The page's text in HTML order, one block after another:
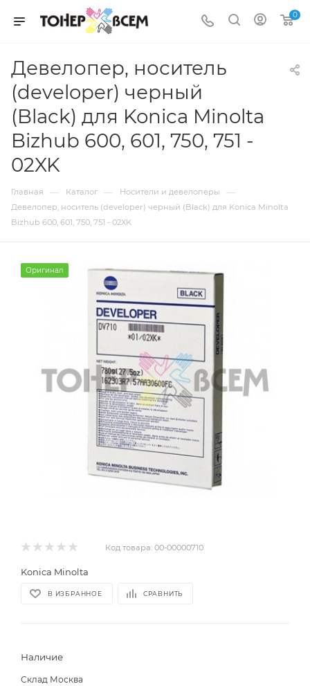
0
Девелопер, носитель
(developer) черный
(Black) для Konica Minolta
Bizhub 600, 601, 750, 751 -
02XK
Главная — Каталог — Носители и девелоперы —
Девелопер, носитель (developer) черный (Black) для Konica Minolta
Bizhub 600, 601, 750, 751 - 02XK
Оригинал
Код товара: 00-00000710
Konica Minolta
В ИЗБРАННОЕ СРАВНИТЬ
Наличие
Склад Москва